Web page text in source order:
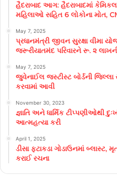
હૈદરાબાદ આગ: હૈદરાબાદમાં
મહિલાઓ સહિત 6 લોકોના મોત,
May 7, 2025
પ્રધાનમંત્રી જીવન સુરક્ષા વીમા
જરૂરીયાતમંદ પરિવારને રૂ. ૨
May 7, 2025
જુવેનાઈલ જસ્ટીસ્ટ બોર્ડની જિલ્લા
કરવામાં આવી
November 30, 2023
જ્ઞાતિ અને ધાર્મિક ટીપ્પણીઓથી
આત્મહત્યા કરી
April 1, 2025
ડીસા ફટાકડા ગોડાઉનમાં
કરાઈ રચના